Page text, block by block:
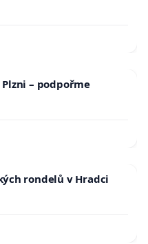
– podpořme
rondelů v Hradci